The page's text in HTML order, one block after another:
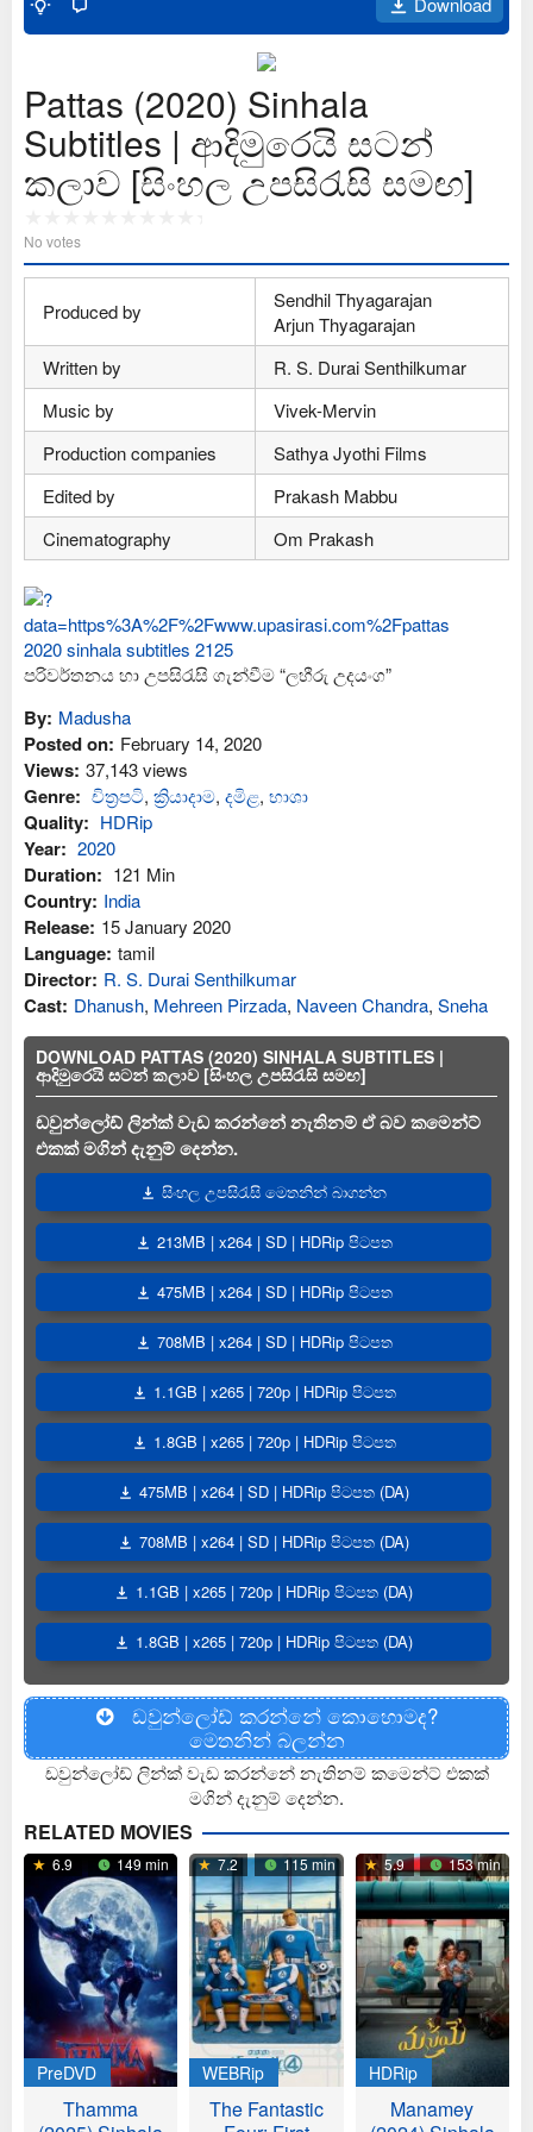
Pattas (2020) Sinhala
Subtitles | ආදිමුරෙයි සටන්
කලාව [සිංහල උපසිරැසි සමඟ]
No votes
Produced by
Sendhil Thyagarajan
Arjun Thyagarajan
Written by
R. S. Durai Senthilkumar
Music by
Vivek-Mervin
Production companies
Sathya Jyothi Films
Edited by
Prakash Mabbu
Cinematography
Om Prakash
පරිවර්තනය හා උපසිරැසි ගැන්වීම “ලහීරු උදයංග”
By: Madusha
Posted on: February 14, 2020
Views: 37,143 views
Genre: චිත්‍රපටි, ක්‍රියාදාම, දමිළ, භාශා
Quality: HDRip
Year: 2020
Duration: 121 Min
Country: India
Release: 15 January 2020
Language: tamil
Director: R. S. Durai Senthilkumar
Cast: Dhanush, Mehreen Pirzada, Naveen Chandra, Sneha
DOWNLOAD PATTAS (2020) SINHALA SUBTITLES |
ආදිමුරෙයි සටන් කලාව [සිංහල උපසිරැසි සමඟ]
ඩවුන්ලෝඩ් ලින්ක් වැඩ කරන්නේ නැතිනම් ඒ බව කමෙන්ට්
එකක් මගින් දැනුම් දෙන්න.
සිංහල උපසිරැසි මෙතනින් බාගන්න
213MB | x264 | SD | HDRip පිටපත
475MB | x264 | SD | HDRip පිටපත
708MB | x264 | SD | HDRip පිටපත
1.1GB | x265 | 720p | HDRip පිටපත
1.8GB | x265 | 720p | HDRip පිටපත
475MB | x264 | SD | HDRip පිටපත (DA)
708MB | x264 | SD | HDRip පිටපත (DA)
1.1GB | x265 | 720p | HDRip පිටපත (DA)
1.8GB | x265 | 720p | HDRip පිටපත (DA)
ඩවුන්ලෝඩ් කරන්නේ කොහොමද?
මෙතනින් බලන්න
ඩවුන්ලෝඩ් ලින්ක් වැඩ කරන්නේ නැතිනම් කමෙන්ට් එකක්
මගින් දැනුම් දෙන්න.
RELATED MOVIES
6.9 149 min
PreDVD
Thamma
7.2 115 min
WEBRip
The Fantastic
5.9 153 min
HDRip
Manamey